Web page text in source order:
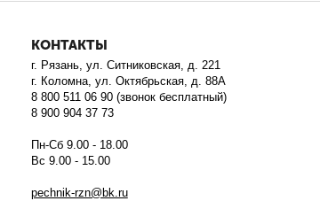
КОНТАКТЫ
г. Рязань, ул. Ситниковская, д. 221
г. Коломна, ул. Октябрьская, д. 88А
8 800 511 06 90 (звонок бесплатный)
8 900 904 37 73
Пн-Сб 9.00 - 18.00
Вс 9.00 - 15.00
pechnik-rzn@bk.ru